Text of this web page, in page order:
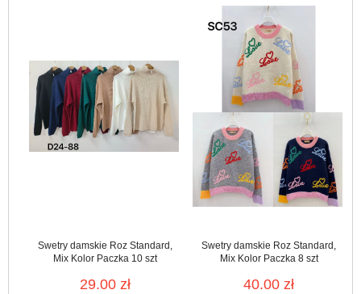
Swetry damskie Roz Standard,
Mix Kolor Paczka 10 szt
29.00 zł
Swetry damskie Roz Standard,
Mix Kolor Paczka 8 szt
40.00 zł